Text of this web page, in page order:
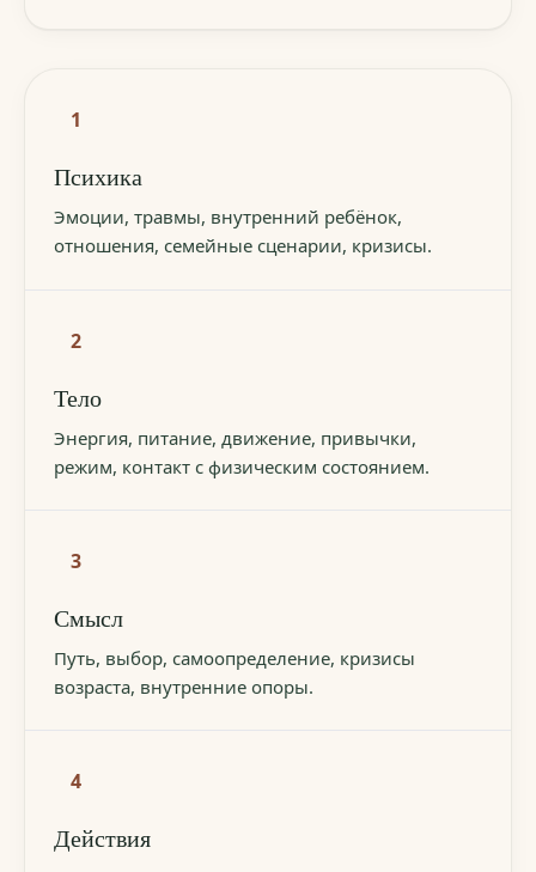
1
Психика
Эмоции, травмы, внутренний ребёнок,
отношения, семейные сценарии, кризисы.
2
Тело
Энергия, питание, движение, привычки,
режим, контакт с физическим состоянием.
3
Смысл
Путь, выбор, самоопределение, кризисы
возраста, внутренние опоры.
4
Действия